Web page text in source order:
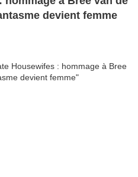
devient femme